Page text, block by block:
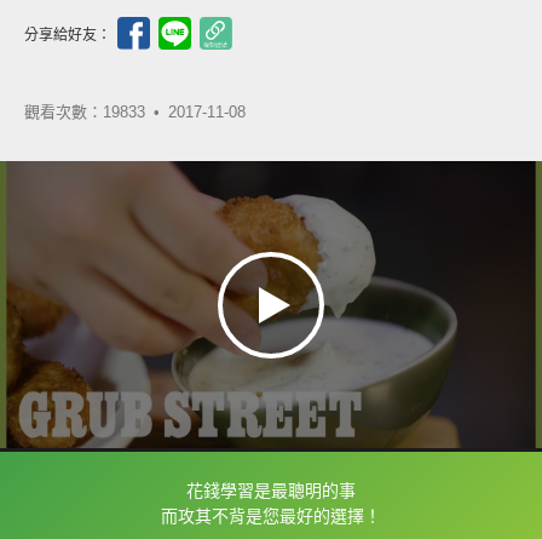
分享給好友：
觀看次數：19833 • 2017-11-08
花錢學習是最聰明的事
而攻其不背是您最好的選擇！
框選或點兩下字幕可以直接查字典喔！